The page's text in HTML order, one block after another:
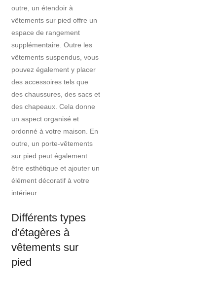
outre, un étendoir à
vêtements sur pied offre un
espace de rangement
supplémentaire. Outre les
vêtements suspendus, vous
pouvez également y placer
des accessoires tels que
des chaussures, des sacs et
des chapeaux. Cela donne
un aspect organisé et
ordonné à votre maison. En
outre, un porte-vêtements
sur pied peut également
être esthétique et ajouter un
élément décoratif à votre
intérieur.
Différents types
d'étagères à
vêtements sur
pied